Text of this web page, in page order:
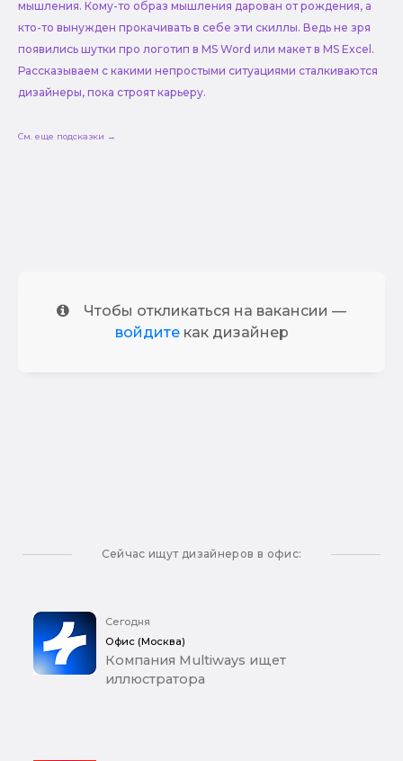
мышления. Кому-то образ мышления дарован от рождения, а
кто-то вынужден прокачивать в себе эти скиллы. Ведь не зря
появились шутки про логотип в MS Word или макет в MS Excel.
Рассказываем с какими непростыми ситуациями сталкиваются
дизайнеры, пока строят карьеру.
См. еще подсказки →
Чтобы откликаться на вакансии —
войдитекак дизайнер
Сейчас ищут дизайнеров в офис:
Сегодня
Офис (Москва)
Компания Multiways ищет
иллюстратора